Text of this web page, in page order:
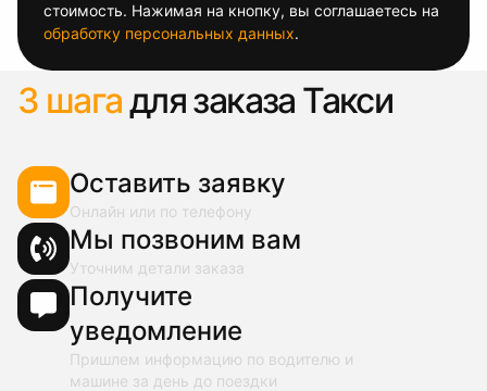
стоимость. Нажимая на кнопку, вы соглашаетесь на
обработку персональных данных.
3 шагадля заказа Такси
Оставить заявку
Онлайн или по телефону
Мы позвоним вам
Уточним детали заказа
Получите
уведомление
Пришлем информацию по водителю и
машине за день до поездки